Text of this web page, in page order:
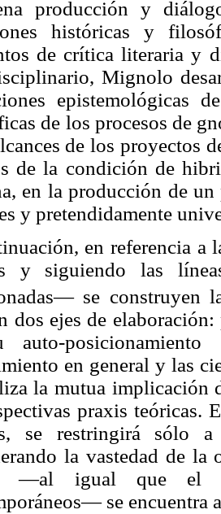
producción y
históricas y
de crítica literaria y
Mignolo
epistemológicas
de los procesos de
de los proyectos
de la condición de
en la producción de
y pretendidamente
en referencia a
y siguiendo las
se construyen
dos ejes de
auto-
en general y las
la mutua implicación
praxis teóricas.
se restringirá sólo
la vastedad de la
—al igual que el de
se encuentra